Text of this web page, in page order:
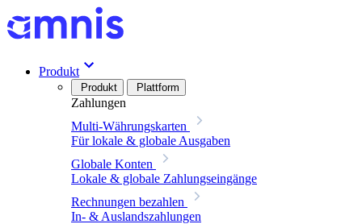
Produkt
Produkt Plattform
Zahlungen
Multi-Währungskarten
Für lokale & globale Ausgaben
Globale Konten
Lokale & globale Zahlungseingänge
Rechnungen bezahlen
In- & Auslandszahlungen